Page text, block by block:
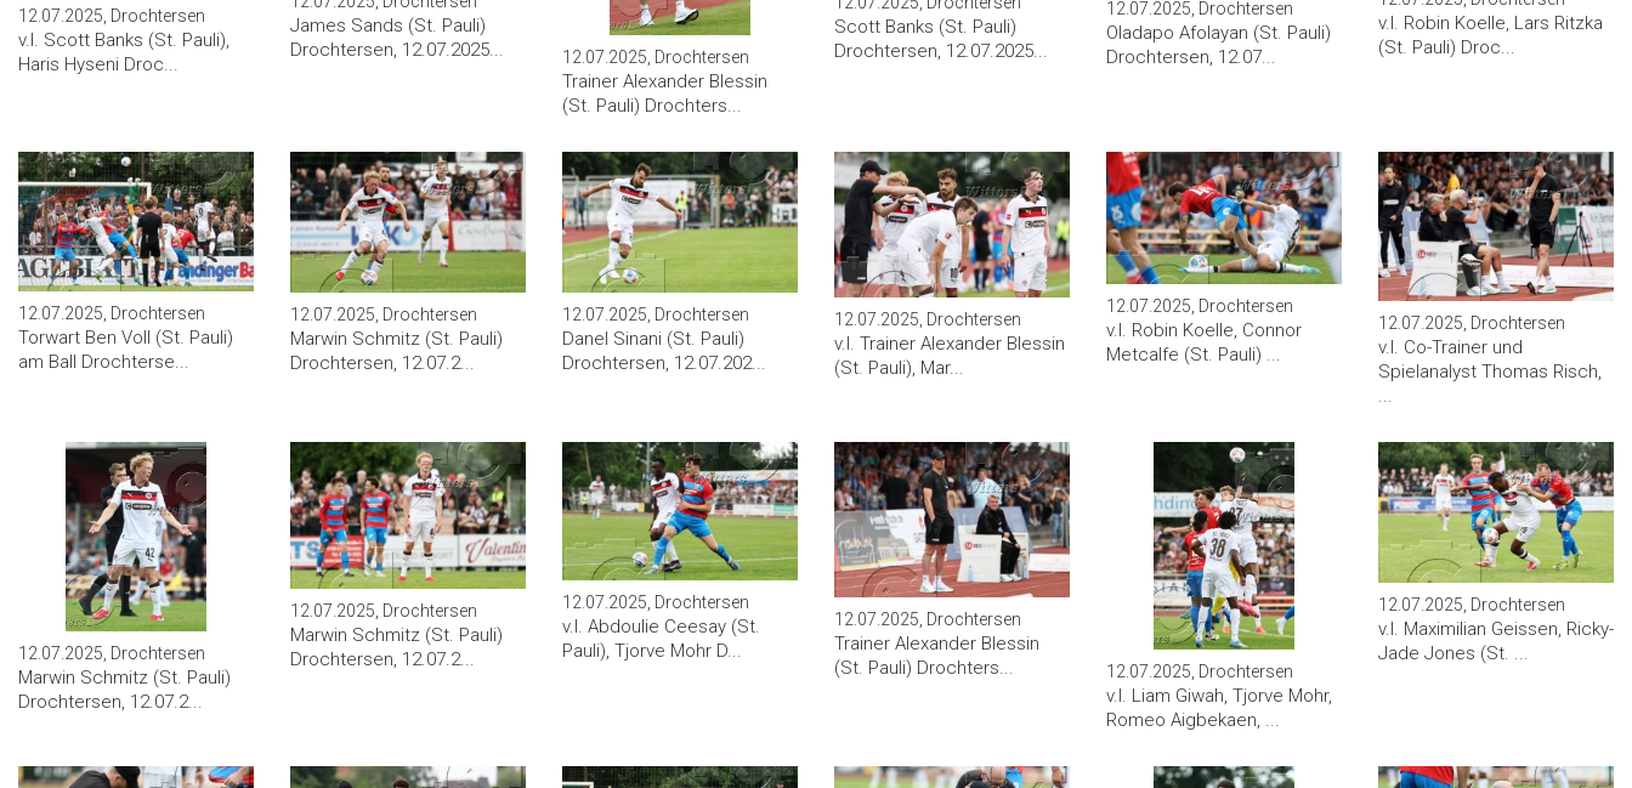
12.07.2025, Drochtersen
v.l. Scott Banks (St. Pauli),
Haris Hyseni Droc...
James Sands (St. Pauli)
Drochtersen, 12.07.2025...
12.07.2025, Drochtersen
Trainer Alexander Blessin
(St. Pauli) Drochters...
Scott Banks (St. Pauli)
Drochtersen, 12.07.2025...
12.07.2025, Drochtersen
Oladapo Afolayan (St. Pauli)
Drochtersen, 12.07...
v.l. Robin Koelle, Lars Ritzka
(St. Pauli) Droc...
12.07.2025, Drochtersen
Torwart Ben Voll (St. Pauli)
am Ball Drochterse...
12.07.2025, Drochtersen
Marwin Schmitz (St. Pauli)
Drochtersen, 12.07.2...
12.07.2025, Drochtersen
Danel Sinani (St. Pauli)
Drochtersen, 12.07.202...
12.07.2025, Drochtersen
v.l. Trainer Alexander Blessin
(St. Pauli), Mar...
12.07.2025, Drochtersen
v.l. Robin Koelle, Connor
Metcalfe (St. Pauli) ...
12.07.2025, Drochtersen
v.l. Co-Trainer und
Spielanalyst Thomas Risch,
12.07.2025, Drochtersen
Marwin Schmitz (St. Pauli)
Drochtersen, 12.07.2...
12.07.2025, Drochtersen
Marwin Schmitz (St. Pauli)
Drochtersen, 12.07.2...
12.07.2025, Drochtersen
v.l. Abdoulie Ceesay (St.
Pauli), Tjorve Mohr D...
12.07.2025, Drochtersen
Trainer Alexander Blessin
(St. Pauli) Drochters...
12.07.2025, Drochtersen
v.l. Liam Giwah, Tjorve Mohr,
Romeo Aigbekaen, ...
12.07.2025, Drochtersen
v.l. Maximilian Geissen, Ricky-
Jade Jones (St. ...